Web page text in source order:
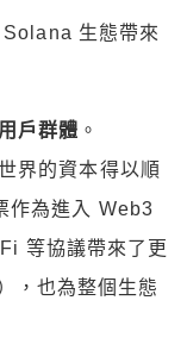
生態帶來
戶群體 。
界的資本得以順
作為進入 Web3
等協議帶來了更
，也為整個生態